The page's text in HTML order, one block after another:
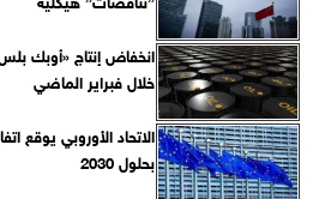
خلال فبراير الماضي
الاتحاد الأوروبي يوقع
بحلول 2030